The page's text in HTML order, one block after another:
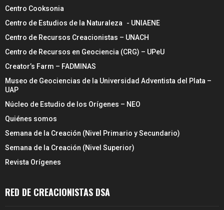
Centro Cooksonia
Centro de Estudios de la Naturaleza - UNIAENE
Centro de Recursos Creacionistas – UNACH
Centro de Recursos en Geociencia (CRG) – UPeU
Creator’s Farm – FADMINAS
Museo de Geociencias de la Universidad Adventista del Plata –
UAP
Núcleo de Estudio de los Orígenes – NEO
Quiénes somos
Semana de la Creación (Nivel Primario y Secundario)
Semana de la Creación (Nivel Superior)
Revista Orígenes
RED DE CREACIONISTAS DSA